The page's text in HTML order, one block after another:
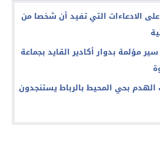
على الادعاءات التي تفيد أن شخصا من
مؤلمة بدوار أكادير القايد بجماعة
الهدم بحي المحيط بالرباط يستنجدون